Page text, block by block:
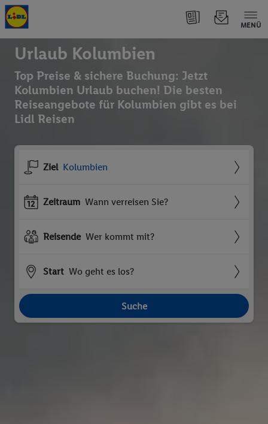
MENÜ
Urlaub Kolumbien
Top Preise & sichere Buchung: Jetzt
Kolumbien Urlaub buchen! Die besten
Reiseangebote für Kolumbien gibt es bei
Lidl Reisen
Ziel Kolumbien
Zeitraum Wann verreisen Sie?
Reisende Wer kommt mit?
Start Wo geht es los?
Suche